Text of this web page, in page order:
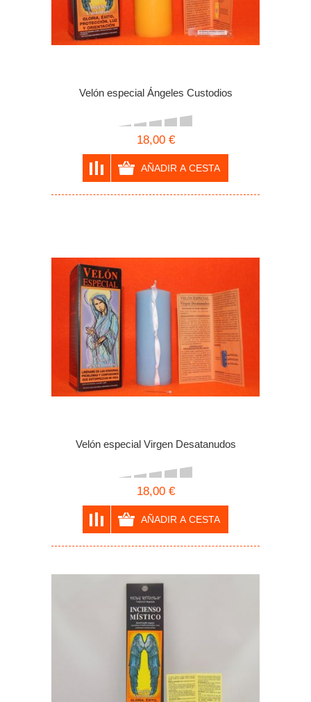
Velón especial Ángeles Custodios
18,00 €
Velón especial Virgen Desatanudos
18,00 €